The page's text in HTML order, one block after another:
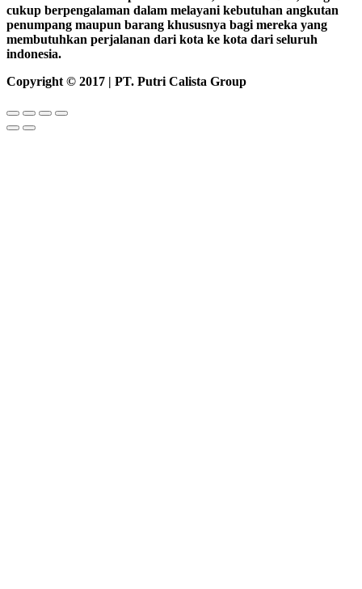
cukup berpengalaman dalam melayani kebutuhan angkutan
penumpang maupun barang khususnya bagi mereka yang
membutuhkan perjalanan dari kota ke kota dari seluruh
indonesia.
Copyright © 2017 | PT. Putri Calista Group